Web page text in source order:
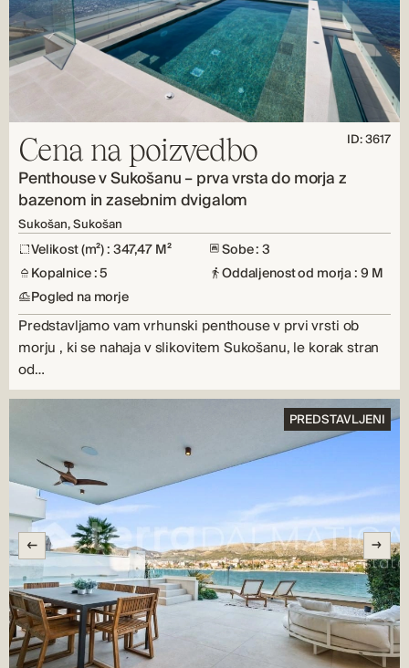
Cena na poizvedbo ID: 3617
Penthouse v Sukošanu – prva vrsta do morja z
bazenom in zasebnim dvigalom
Sukošan, Sukošan
Velikost (m²) : 347,47 M²
Sobe : 3
Kopalnice : 5
Oddaljenost od morja : 9 M
Pogled na morje
Predstavljamo vam vrhunski penthouse v prvi vrsti ob
morju , ki se nahaja v slikovitem Sukošanu, le korak stran
od…
PREDSTAVLJENI